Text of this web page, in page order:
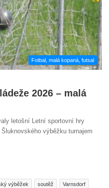
Fotbal, malá kopaná, futsal
2026 – malá
letošní Letní sportovní hry
výběžku turnajem
výběžek soutěž Varnsdorf